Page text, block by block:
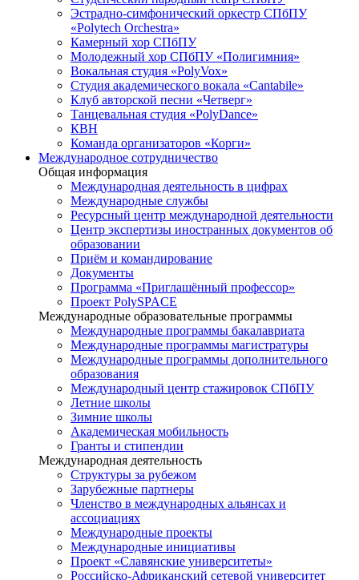
Эстрадно-симфонический оркестр СПбПУ
«Polytech Orchestra»
Камерный хор СПбПУ
Молодежный хор СПбПУ «Полигимния»
Вокальная студия «PolyVox»
Студия академического вокала «Cantabile»
Клуб авторской песни «Четверг»
Танцевальная студия «PolyDance»
КВН
Команда организаторов «Корги»
Международное сотрудничество
Общая информация
Международная деятельность в цифрах
Международные службы
Ресурсный центр международной деятельности
Центр экспертизы иностранных документов об
образовании
Приём и командирование
Документы
Программа «Приглашённый профессор»
Проект PolySPACE
Международные образовательные программы
Международные программы бакалавриата
Международные программы магистратуры
Международные программы дополнительного
образования
Международный центр стажировок СПбПУ
Летние школы
Зимние школы
Академическая мобильность
Гранты и стипендии
Международная деятельность
Структуры за рубежом
Зарубежные партнеры
Членство в международных альянсах и
ассоциациях
Международные проекты
Международные инициативы
Проект «Славянские университеты»
Российско-Африканский сетевой университет